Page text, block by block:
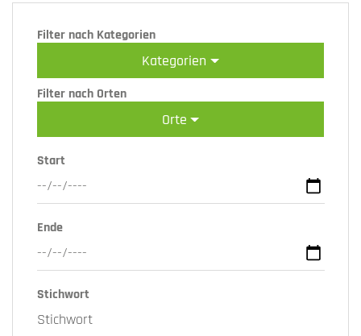
Filter nach Kategorien
Kategorien
Filter nach Orten
Orte
Start
Ende
Stichwort